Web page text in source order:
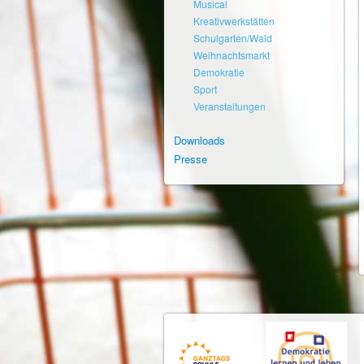
Musical
Kreativwerkstätten
Schulgarten/Wald
Weihnachtsmarkt
Demokratie
Sport
Veranstaltungen
Downloads
Presse